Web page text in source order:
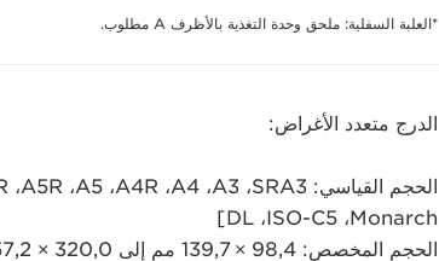
*العلبة السفلية: ملحق وحدة التغذية بالأظرف A مطلوب.
الدرج متعدد الأغراض:
Monarch،‏ ISO-C5،‏ DL]
الحجم المخصص: 98,4 × 139,7 مم إلى 320,0 × 457,2 مم